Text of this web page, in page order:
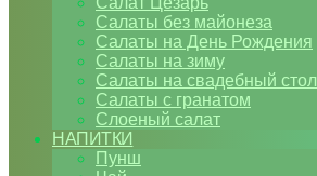
Салаты без майонеза
Салаты на День Рождения
Салаты на зиму
Салаты на свадебный стол
Салаты с гранатом
Слоеный салат
НАПИТКИ
Пунш